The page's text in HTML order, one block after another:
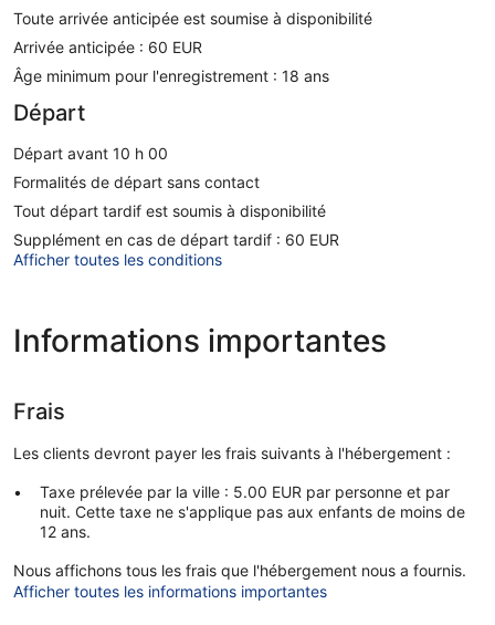
Toute arrivée anticipée est soumise à disponibilité
Arrivée anticipée : 60 EUR
Âge minimum pour l'enregistrement : 18 ans
Départ
Départ avant 10 h 00
Formalités de départ sans contact
Tout départ tardif est soumis à disponibilité
Supplément en cas de départ tardif : 60 EUR
Afficher toutes les conditions
Informations importantes
Frais
Les clients devront payer les frais suivants à l'hébergement :
Taxe prélevée par la ville : 5.00 EUR par personne et par
nuit. Cette taxe ne s'applique pas aux enfants de moins de
12 ans.
Nous affichons tous les frais que l'hébergement nous a fournis.
Afficher toutes les informations importantes